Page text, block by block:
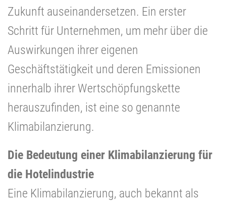
Zukunft auseinandersetzen. Ein erster
Schritt für Unternehmen, um mehr über die
Auswirkungen ihrer eigenen
Geschäftstätigkeit und deren Emissionen
innerhalb ihrer Wertschöpfungskette
herauszufinden, ist eine so genannte
Klimabilanzierung.
Die Bedeutung einer Klimabilanzierung für
die Hotelindustrie
Eine Klimabilanzierung, auch bekannt als